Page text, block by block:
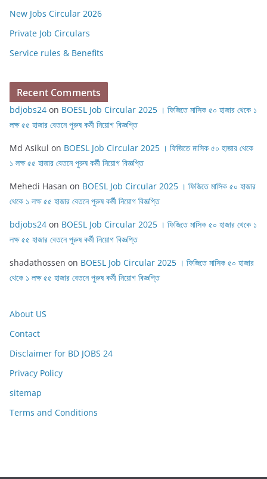
New Jobs Circular 2026
Private Job Circulars
Service rules & Benefits
Recent Comments
bdjobs24 on BOESL Job Circular 2025 । ফিজিতে মাসিক ৫০ হাজার থেকে ১
লক্ষ ৫৫ হাজার বেতনে পুরুষ কর্মী নিয়োগ বিজ্ঞপ্তি
Md Asikul on BOESL Job Circular 2025 । ফিজিতে মাসিক ৫০ হাজার থেকে
১ লক্ষ ৫৫ হাজার বেতনে পুরুষ কর্মী নিয়োগ বিজ্ঞপ্তি
Mehedi Hasan on BOESL Job Circular 2025 । ফিজিতে মাসিক ৫০ হাজার
থেকে ১ লক্ষ ৫৫ হাজার বেতনে পুরুষ কর্মী নিয়োগ বিজ্ঞপ্তি
bdjobs24 on BOESL Job Circular 2025 । ফিজিতে মাসিক ৫০ হাজার থেকে ১
লক্ষ ৫৫ হাজার বেতনে পুরুষ কর্মী নিয়োগ বিজ্ঞপ্তি
shadathossen on BOESL Job Circular 2025 । ফিজিতে মাসিক ৫০ হাজার
থেকে ১ লক্ষ ৫৫ হাজার বেতনে পুরুষ কর্মী নিয়োগ বিজ্ঞপ্তি
About US
Contact
Disclaimer for BD JOBS 24
Privacy Policy
sitemap
Terms and Conditions